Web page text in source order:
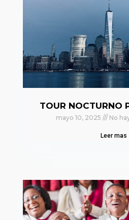
TOUR NOCTURNO
mayo 10, 2025 No
Leer mas